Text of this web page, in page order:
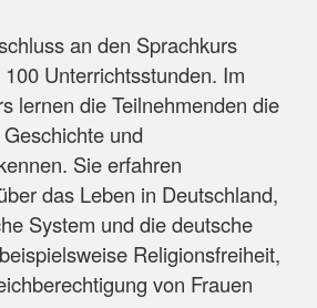
an den Sprachkurs
Unterrichtsstunden. Im
lernen die Teilnehmenden die
und
Sie erfahren
das Leben in Deutschland,
System und die deutsche
Religionsfreiheit,
von Frauen